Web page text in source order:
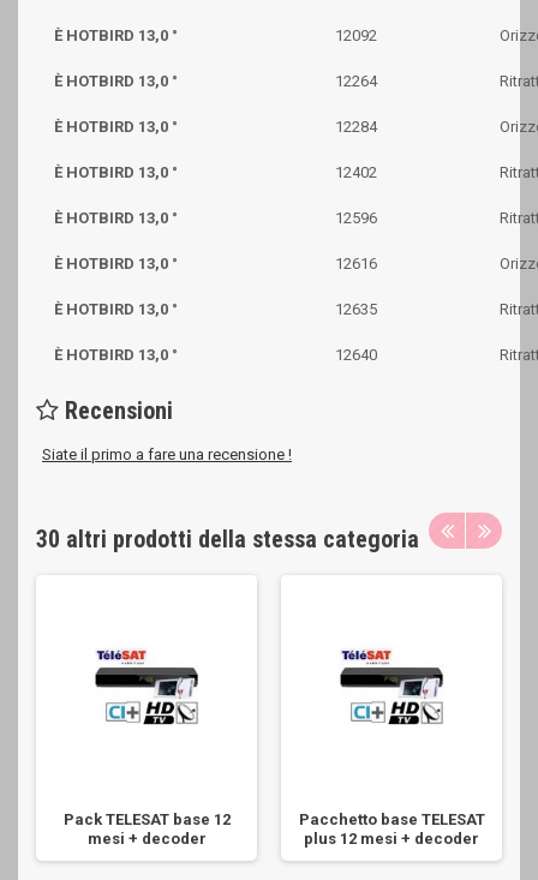
È HOTBIRD 13,0 ° 12092
È HOTBIRD 13,0 ° 12264
È HOTBIRD 13,0 ° 12284
È HOTBIRD 13,0 ° 12402
È HOTBIRD 13,0 ° 12596
È HOTBIRD 13,0 ° 12616
È HOTBIRD 13,0 ° 12635
È HOTBIRD 13,0 ° 12640
Recensioni
Siate il primo a fare una recensione !
30 altri prodotti della stessa categoria
Pack TELESAT base 12
mesi + decoder
Pacchetto base TELESAT
plus 12 mesi + decoder